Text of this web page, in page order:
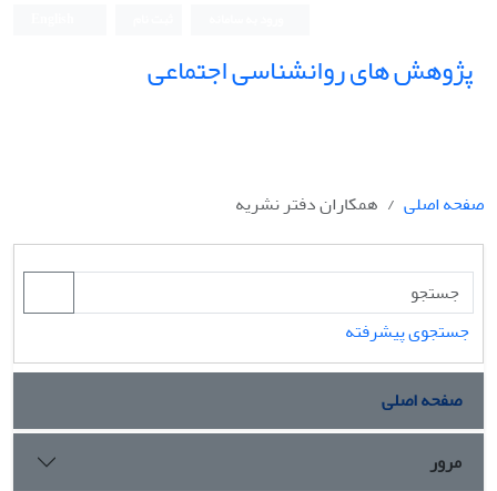
پژوهش های روانشناسی اجتماعی
صفحه اصلی همکاران دفتر نشریه
جستجوی پیشرفته
صفحه اصلی
مرور